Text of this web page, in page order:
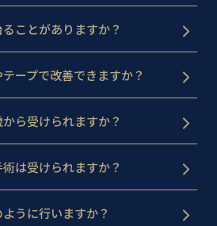
ことがありますか？
ープで改善できますか？
ら受けられますか？
は受けられますか？
うに行いますか？